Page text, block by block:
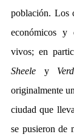
población. Los
económicos y
vivos; en
Sheele y
originalmente
ciudad que
se pusieron de